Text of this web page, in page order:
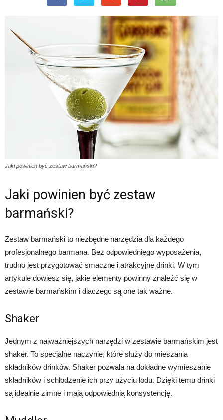
Jaki powinien być zestaw barmański?
Jaki powinien być zestaw
barmański?
Zestaw barmański to niezbędne narzędzia dla każdego
profesjonalnego barmana. Bez odpowiedniego wyposażenia,
trudno jest przygotować smaczne i atrakcyjne drinki. W tym
artykule dowiesz się, jakie elementy powinny znaleźć się w
zestawie barmańskim i dlaczego są one tak ważne.
Shaker
Jednym z najważniejszych narzędzi w zestawie barmańskim jest
shaker. To specjalne naczynie, które służy do mieszania
składników drinków. Shaker pozwala na dokładne wymieszanie
składników i schłodzenie ich przy użyciu lodu. Dzięki temu drinki
są idealnie zimne i mają odpowiednią konsystencję.